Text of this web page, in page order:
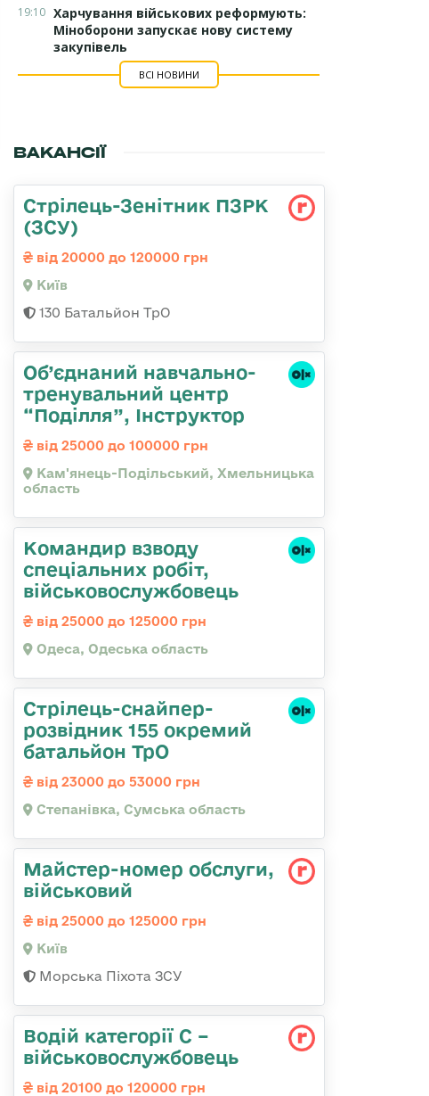
19:10 Харчування військових реформують:
Міноборони запускає нову систему
закупівель
ВСІ НОВИНИ
ВАКАНСІЇ
Стрілець-Зенітник ПЗРК
(ЗСУ)
від 20000 до 120000 грн
Київ
130 Батальйон ТрО
Об’єднаний навчально-
тренувальний центр
“Поділля”, Інструктор
від 25000 до 100000 грн
Кам'янець-Подільський, Хмельницька
область
Командир взводу
спеціальних робіт,
військовослужбовець
від 25000 до 125000 грн
Одеса, Одеська область
Стрілець-снайпер-
розвідник 155 окремий
батальйон ТрО
від 23000 до 53000 грн
Степанівка, Сумська область
Майстеp-номеp обслуги,
військовий
від 25000 до 125000 грн
Київ
Морська Піхота ЗСУ
Водій категорії С –
військовослужбовець
від 20100 до 120000 грн